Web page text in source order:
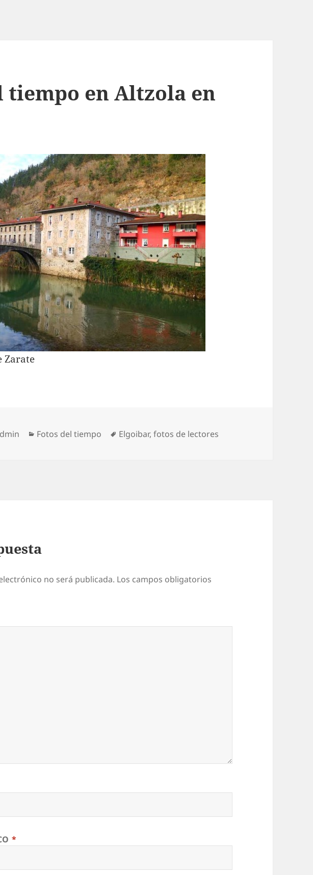
tiempo en Altzola en
Zarate
Categorías
Fotos del tiempo Etiquetas
Elgoibar,fotos de lectores
no será publicada. Los campos obligatorios
*